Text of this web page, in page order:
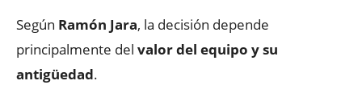
Según Ramón Jara, la decisión depende
principalmente del valor del equipo y su
antigüedad.